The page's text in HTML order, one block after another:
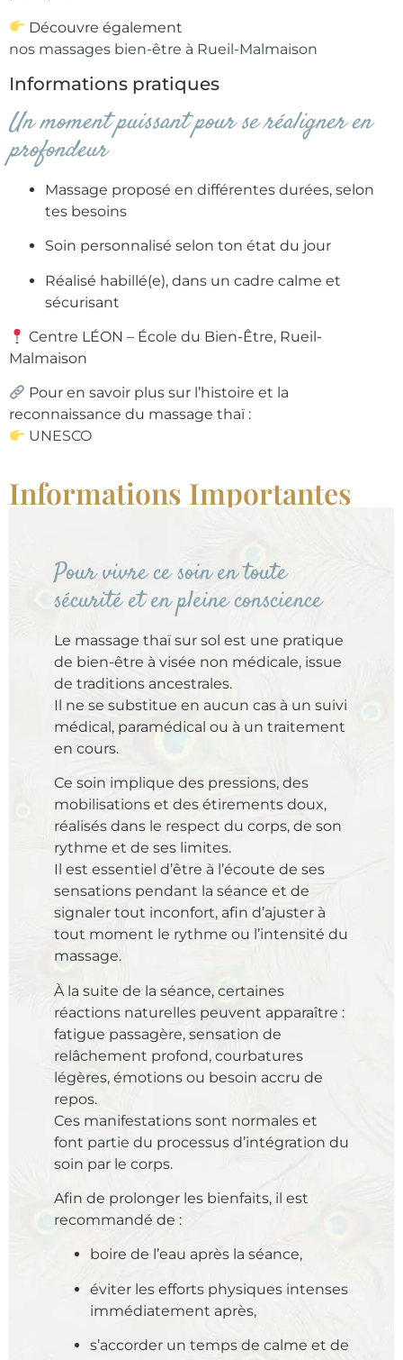
Découvre également
nos massages bien-être à Rueil-Malmaison
Informations pratiques
Un moment puissant pour se réaligner en
profondeur
Massage proposé en différentes durées, selon
tes besoins
Soin personnalisé selon ton état du jour
Réalisé habillé(e), dans un cadre calme et
sécurisant
Centre LÉON – École du Bien-Être, Rueil-
Malmaison
Pour en savoir plus sur l’histoire et la
reconnaissance du massage thaï :
UNESCO
Informations Importantes
Pour vivre ce soin en toute
sécurité et en pleine conscience
Le massage thaï sur sol est une pratique
de bien-être à visée non médicale, issue
de traditions ancestrales.
Il ne se substitue en aucun cas à un suivi
médical, paramédical ou à un traitement
en cours.
Ce soin implique des pressions, des
mobilisations et des étirements doux,
réalisés dans le respect du corps, de son
rythme et de ses limites.
Il est essentiel d’être à l’écoute de ses
sensations pendant la séance et de
signaler tout inconfort, afin d’ajuster à
tout moment le rythme ou l’intensité du
massage.
À la suite de la séance, certaines
réactions naturelles peuvent apparaître :
fatigue passagère, sensation de
relâchement profond, courbatures
légères, émotions ou besoin accru de
repos.
Ces manifestations sont normales et
font partie du processus d’intégration du
soin par le corps.
Afin de prolonger les bienfaits, il est
recommandé de :
boire de l’eau après la séance,
éviter les efforts physiques intenses
immédiatement après,
s’accorder un temps de calme et de